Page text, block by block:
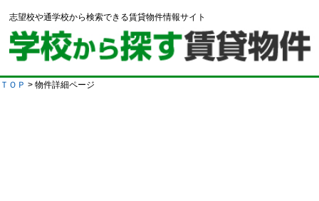
志望校や通学校から検索できる賃貸物件情報サイト
ＴＯＰ > 物件詳細ページ